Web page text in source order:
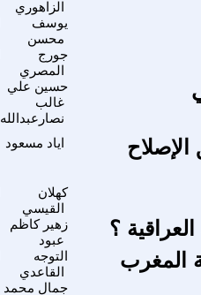
الزاهوري
يوسف
محسن
جورج
المصري
حسين علي
غالب
نصارعبدالله
اياد مسعود
الإصلاح
كهلان
القيسي
زهير كاظم
عبود
؟
التوجه
القاعدي
المغرب
جمال محمد